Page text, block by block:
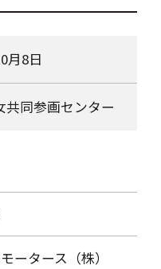
月8日
共同参画センター
ータース（株）